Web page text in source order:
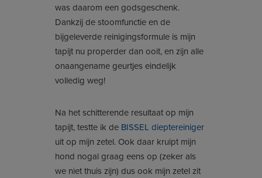
was daarom een godsgeschenk.
Dankzij de stoomfunctie en de
bijgeleverde reinigingsformule is mijn
tapijt nu properder dan ooit, en zijn alle
onaangename geurtjes eindelijk
volledig weg!
Na het schitterende resultaat op mijn
tapijt, testte ik de BISSEL dieptereiniger
uit op mijn zetel. Ook daar kruipt mijn
hond nogal graag eens op (zeker als
we niet thuis zijn) dus ook mijn zetel zit